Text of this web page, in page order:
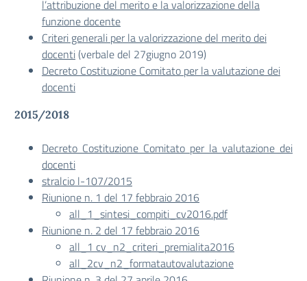
l’attribuzione del merito e la valorizzazione della
funzione docente
Criteri generali per la valorizzazione del merito dei
docenti (verbale del 27giugno 2019)
Decreto Costituzione Comitato per la valutazione dei
docenti
2015/2018
Decreto Costituzione Comitato per la valutazione dei
docenti
stralcio l-107/2015
Riunione n. 1 del 17 febbraio 2016
all_1_sintesi_compiti_cv2016.pdf
Riunione n. 2 del 17 febbraio 2016
all_1 cv_n2_criteri_premialita2016
all_2cv_n2_formatautovalutazione